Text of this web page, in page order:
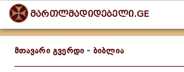
მართლმადიდებელი.GE
მთავარი გვერდი - ბიბლია